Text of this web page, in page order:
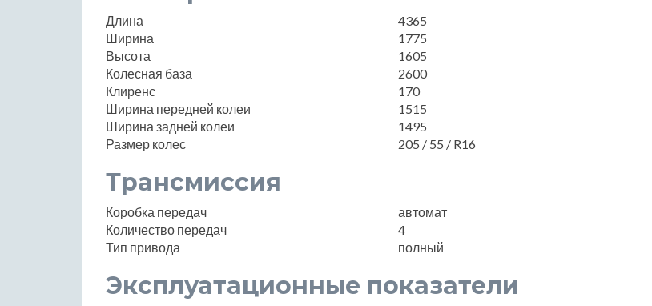
Длина
4365
Ширина
1775
Высота
1605
Колесная база
2600
Клиренс
170
Ширина передней колеи
1515
Ширина задней колеи
1495
Размер колес
205 / 55 / R16
Трансмиссия
Коробка передач
автомат
Количество передач
4
Тип привода
полный
Эксплуатационные показатели